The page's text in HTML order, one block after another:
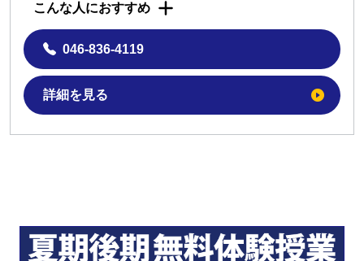
こんな人におすすめ
046-836-4119
詳細を見る